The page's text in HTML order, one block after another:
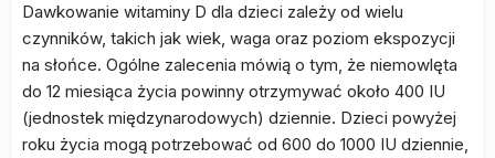
Dawkowanie witaminy D dla dzieci zależy od wielu
czynników, takich jak wiek, waga oraz poziom ekspozycji
na słońce. Ogólne zalecenia mówią o tym, że niemowlęta
do 12 miesiąca życia powinny otrzymywać około 400 IU
(jednostek międzynarodowych) dziennie. Dzieci powyżej
roku życia mogą potrzebować od 600 do 1000 IU dziennie,